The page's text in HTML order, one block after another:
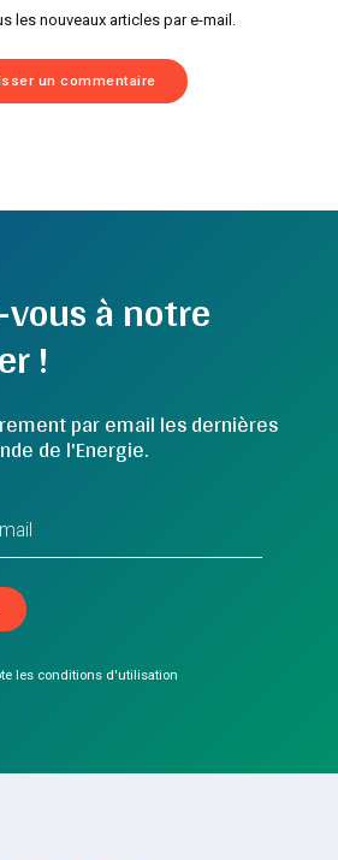
les nouveaux articles par e-mail.
à notre
!
par email les dernières
de l'Energie.
les conditions d'utilisation